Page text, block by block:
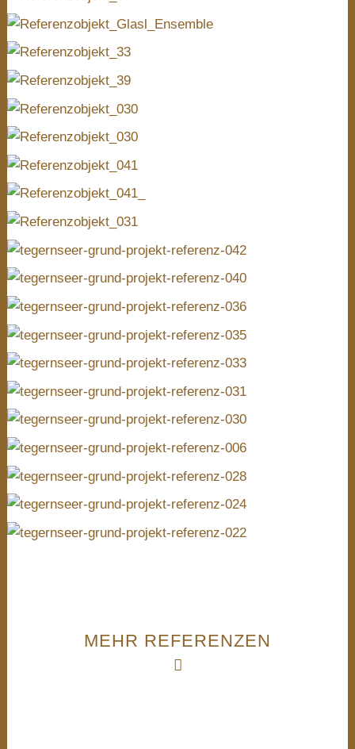
MEHR REFERENZEN